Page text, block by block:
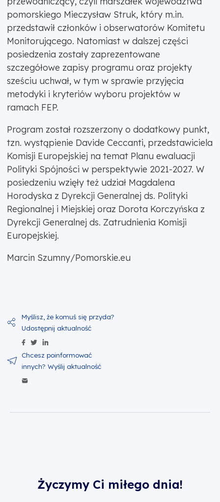
pomorskiego Mieczysław Struk, który m.in.
przedstawił członków i obserwatorów Komitetu
Monitorującego. Natomiast w dalszej części
posiedzenia zostały zaprezentowane
szczegółowe zapisy programu oraz projekty
sześciu uchwał, w tym w sprawie przyjęcia
metodyki i kryteriów wyboru projektów w
ramach FEP.
Program został rozszerzony o dodatkowy punkt,
tzn. wystąpienie Davide Ceccanti, przedstawiciela
Komisji Europejskiej na temat Planu ewaluacji
Polityki Spójności w perspektywie 2021-2027. W
posiedzeniu wzięły też udział Magdalena
Horodyska z Dyrekcji Generalnej ds. Polityki
Regionalnej i Miejskiej oraz Dorota Korczyńska z
Dyrekcji Generalnej ds. Zatrudnienia Komisji
Europejskiej.
Marcin Szumny/Pomorskie.eu
Udostępnij zawartość na Facebook
Udostępnij zawartość na Twitter
Życzymy Ci miłego dnia!